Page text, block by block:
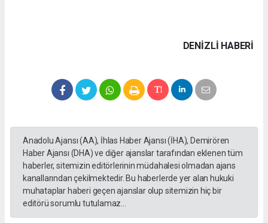
DENIZLI HABERİ
Anadolu Ajansı (AA), İhlas Haber Ajansı (İHA), Demirören
Haber Ajansı (DHA) ve diğer ajanslar tarafından eklenen tüm
haberler, sitemizin editörlerinin müdahalesi olmadan ajans
kanallarından çekilmektedir. Bu haberlerde yer alan hukuki
muhataplar haberi geçen ajanslar olup sitemizin hiç bir
editörü sorumlu tutulamaz...